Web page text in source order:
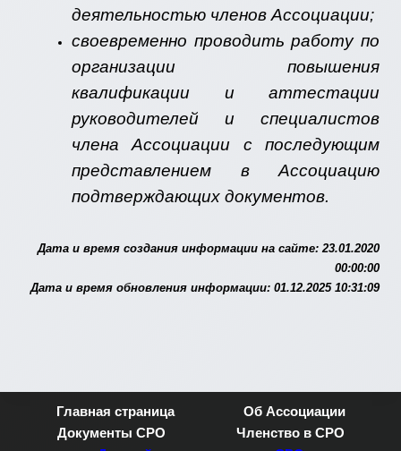
деятельностью членов Ассоциации;
своевременно проводить работу по
организации повышения
квалификации и аттестации
руководителей и специалистов
члена Ассоциации с последующим
представлением в Ассоциацию
подтверждающих документов.
Дата и время создания информации на сайте: 23.01.2020
00:00:00
Дата и время обновления информации: 01.12.2025 10:31:09
Главная страница
Об Ассоциации
Документы СРО
Членство в СРО